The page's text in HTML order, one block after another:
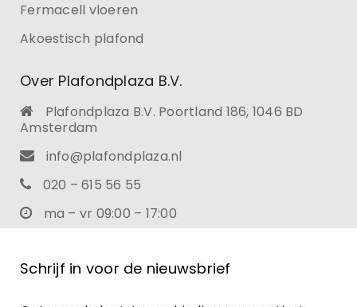
Fermacell vloeren
Akoestisch plafond
Over Plafondplaza B.V.
Plafondplaza B.V. Poortland 186, 1046 BD
Amsterdam
info@plafondplaza.nl
020 – 615 56 55
ma – vr 09:00 – 17:00
Schrijf in voor de nieuwsbrief